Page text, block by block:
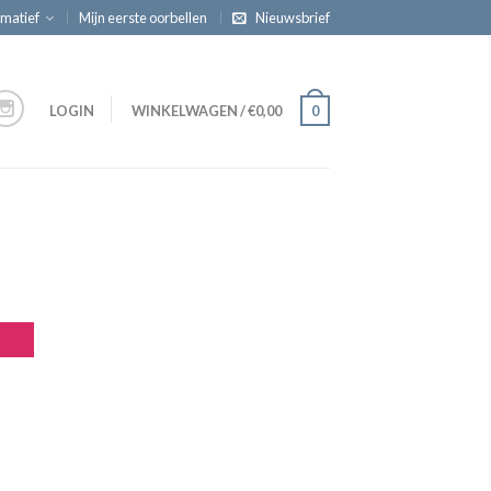
Mijn eerste oorbellen Nieuwsbrief
LOGIN WINKELWAGEN/€0,00 0